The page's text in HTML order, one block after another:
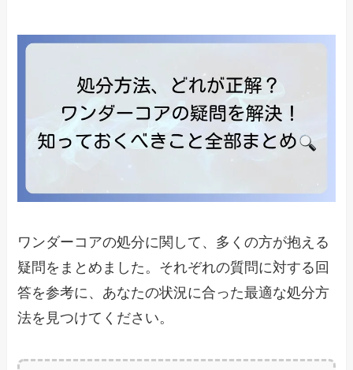
ワンダーコアの処分に関して、多くの方が抱える
疑問をまとめました。それぞれの質問に対する回
答を参考に、あなたの状況に合った最適な処分方
法を見つけてください。